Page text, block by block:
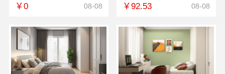
￥0 08-08 ￥92.53 08-08